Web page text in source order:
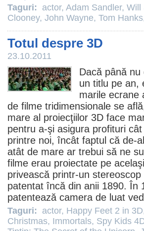
Taguri: actor, Adam Sandler, Will
Clooney, John Wayne, Tom Hanks
Totul despre 3D
23.10.2011
Dacă până
un titlu pe an,
marile ecrane
de filme tridimensionale se
mare al proiecţiilor 3D face
pentru a-şi asigura profituri
printre noi, încât faptul că de-
atât de mare ar trebui să ne
filme erau proiectate pe
privească printr-un
patentat încă din anii 1890. În
patentează camera de luat
Taguri: actor, Happy Feet 2 in 3D
Christmas, Immortals, Spy Kids